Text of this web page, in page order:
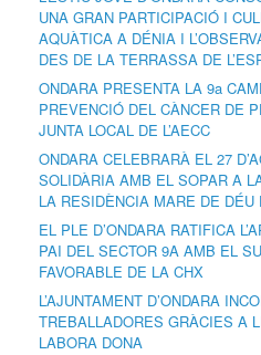
UNA GRAN PARTICIPACIÓ I
AQUÀTICA A DÉNIA I
DES DE LA TERRASSA DE
ONDARA PRESENTA LA 9a
PREVENCIÓ DEL CÀNCER DE
JUNTA LOCAL DE L’AECC
ONDARA CELEBRARÀ EL 27
SOLIDÀRIA AMB EL SOPAR A
LA RESIDÈNCIA MARE DE DÉU
EL PLE D’ONDARA RATIFICA
PAI DEL SECTOR 9A AMB EL
FAVORABLE DE LA CHX
L’AJUNTAMENT D’ONDARA
TREBALLADORES GRÀCIES A
LABORA DONA